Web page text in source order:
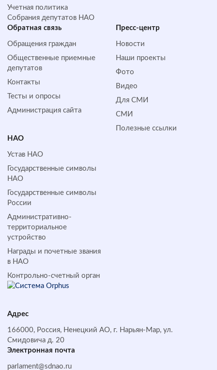
Учетная политика
Собрания депутатов НАО
Обратная cвязь
Обращения граждан
Общественные приемные
депутатов
Контакты
Тесты и опросы
Администрация сайта
Пресс-центр
Новости
Наши проекты
Фото
Видео
Для СМИ
СМИ
Полезные ссылки
НАО
Устав НАО
Государственные символы
НАО
Государственные символы
России
Административно-
территориальное
устройство
Награды и почетные звания
в НАО
Контрольно-счетный орган
Адрес
166000, Россия, Ненецкий АО, г. Нарьян-Мар, ул.
Смидовича д. 20
Электронная почта
parlament@sdnao.ru